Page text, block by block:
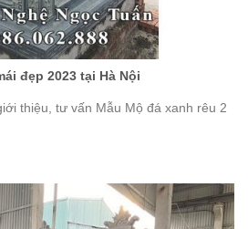
đẹp 2023 tại Hà Nội
thiệu, tư vấn Mẫu Mộ đá xanh rêu 2